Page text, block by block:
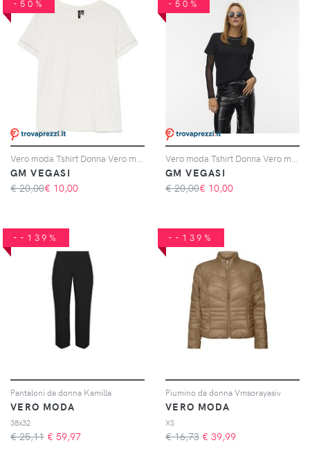
-50%
GM VEGASI
€ 20,00€ 10,00
-50%
GM VEGASI
€ 20,00€ 10,00
--139%
Pantaloni da donna Kamilla
VERO MODA
38x32
€ 25,11 € 59,97
--139%
Piumino da donna Vmsorayasiv
VERO MODA
XS
€ 16,73 € 39,99